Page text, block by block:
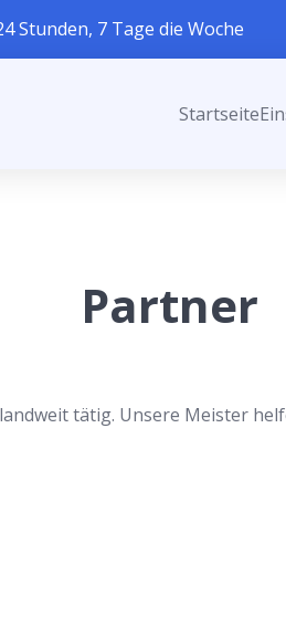
Stunden, 7 Tage die Woche
Startseite
Partner
tätig. Unsere Meister